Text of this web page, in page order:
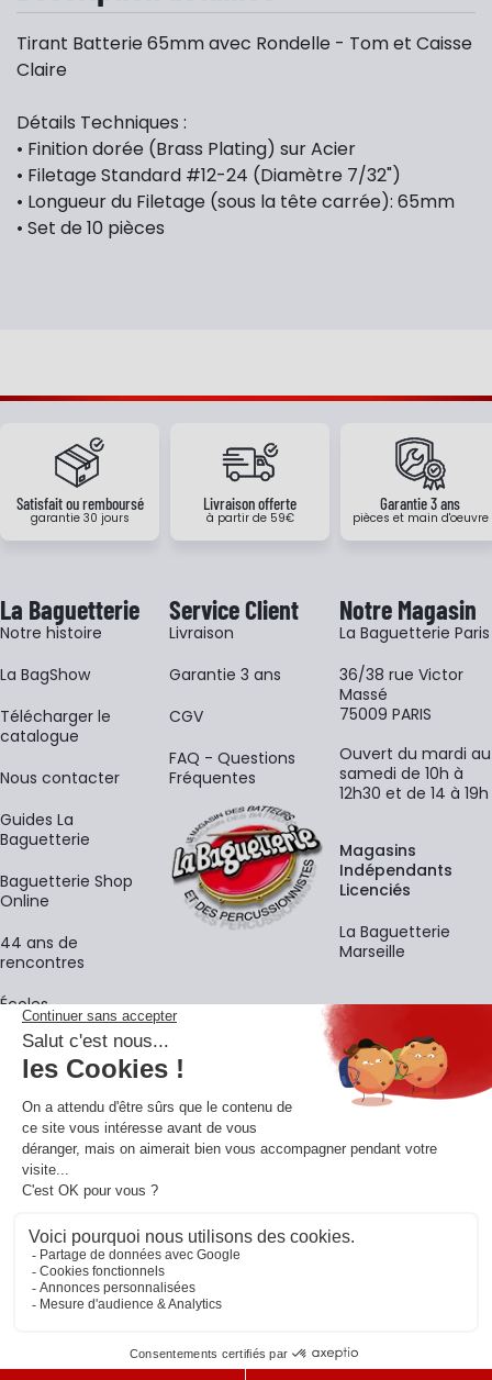
Tirant Batterie 65mm avec Rondelle - Tom et Caisse
Claire
Détails Techniques :
• Finition dorée (Brass Plating) sur Acier
• Filetage Standard #12-24 (Diamètre 7/32")
• Longueur du Filetage (sous la tête carrée): 65mm
• Set de 10 pièces
Satisfait ou remboursé
garantie 30 jours
Livraison offerte
à partir de 59€
Garantie 3 ans
pièces et main d'oeuvre
La Baguetterie
Notre histoire
La BagShow
​Télécharger le
catalogue
Nous contacter
Guides La
Baguetterie
Baguetterie Shop
Online
44 ans de
rencontres
Écoles
Service Client
Livraison
Garantie 3 ans
CGV
FAQ - Questions
Fréquentes
Notre Magasin
La Baguetterie Paris
36/38 rue Victor
Massé
75009 PARIS
Ouvert du mardi au
samedi de 10h à
12h30 et de 14 à 19h
Magasins
Indépendants
Licenciés
La Baguetterie
Marseille
La newsletter
Adresse e-mail
En vous inscrivant à notre newsletter, vous acceptez notre
confidentialité.
Retrouvons-nous sur